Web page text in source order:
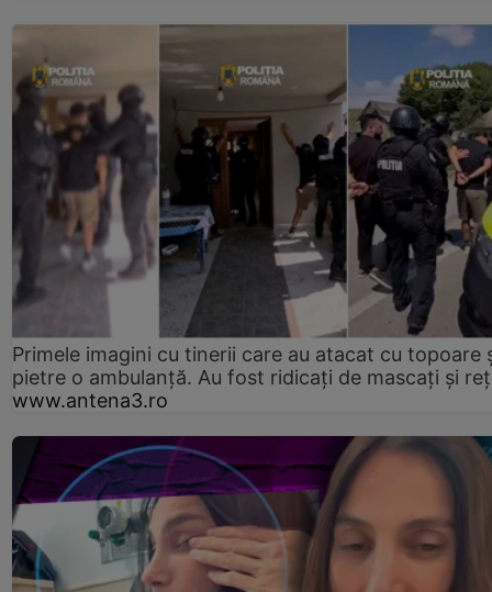
Primele imagini cu tinerii care au atacat cu topoare
pietre o ambulanță. Au fost ridicați de mascați și
www.antena3.ro